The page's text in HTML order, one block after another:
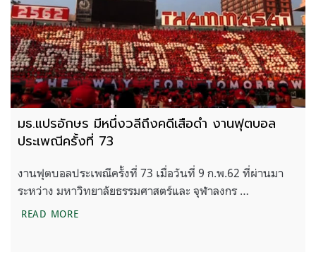
มธ.แปรอักษร มีหนึ่งวลีถึงคดีเสือดำ งานฟุตบอล
ประเพณีครั้งที่ 73
งานฟุตบอลประเพณีครั้งที่ 73 เมื่อวันที่ 9 ก.พ.62 ที่ผ่านมา
ระหว่าง มหาวิทยาลัยธรรมศาสตร์และ จุฬาลงกร …
READ MOREมธ.แปรอักษร มีหนึ่งวลีถึงคดีเสือดำ งานฟุตบอลประเ